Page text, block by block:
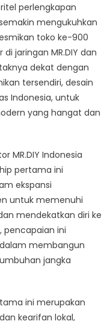
perlengkapan
mengukuhkan
toko ke-900
jaringan MR.DIY dan
dekat dengan
tersendiri, desain
Indonesia, untuk
yang hangat dan
MR.DIY Indonesia
pertama ini
ekspansi
untuk memenuhi
mendekatkan diri ke
pencapaian ini
membangun
jangka
ini merupakan
kearifan lokal,